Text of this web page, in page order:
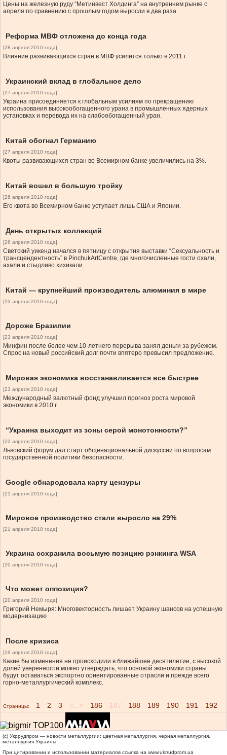
Цены на железную руду “Метинвест Холдинга” на внутреннем рынке с
апреля по сравнению с прошлым годом выросли в два раза.
Реформа МВФ отложена до конца года
[28 апреля 2010 года]
Влияние развивающихся стран в МВФ усилится только в 2011 г.
Украинский вклад в глобальное дело
[27 апреля 2010 года]
Украина присоединяется к глобальным усилиям по прекращению
использования высокообогащенного урана в промышленных ядерных
установках и перевода их на слабообогащенный уран.
Китай обогнал Германию
[27 апреля 2010 года]
Квоты развивающихся стран во Всемирном банке увеличились на 3%.
Китай вошел в большую тройку
[26 апреля 2010 года]
Его квота во Всемирном банке уступает лишь США и Японии.
День открытых коллекций
[26 апреля 2010 года]
Светский уикенд начался в пятницу с открытия выставки “Сексуальность и
трансцендентность” в PinchukArtCentre, где многочисленные гости охали,
ахали и стыдливо хихикали.
Китай — крупнейший производитель алюминия в мире
[23 апреля 2010 года]
Дороже Бразилии
[23 апреля 2010 года]
Минфин после более чем 10-летнего перерыва занял деньги за рубежом.
Спрос на новый российский долг почти впятеро превысил предложение.
Мировая экономика восстанавливается все быстрее
[23 апреля 2010 года]
Международный валютный фонд улучшил прогноз роста мировой
экономики в 2010 г.
“Украина выходит из зоны серой монотонности?”
[22 апреля 2010 года]
Львовский форум дал старт общенациональной дискуссии по вопросам
государственной политики безопасности.
Google обнародовала карту цензуры
[21 апреля 2010 года]
Мировое производство стали выросло на 29%
[21 апреля 2010 года]
Украина сохранила восьмую позицию рэнкинга WSА
[20 апреля 2010 года]
Что может оппозиция?
[20 апреля 2010 года]
Григорий Немыря: Многовекторность лишает Украину шансов на успешную
модернизацию
После кризиса
[19 апреля 2010 года]
Какие бы изменения не происходили в ближайшее десятилетие, с высокой
долей уверенности можно утверждать, что основой экономики страны
будут оставаться экспортно ориентированные отрасли и прежде всего
горно-металлургический комплекс.
Страницы: 1 2 3 <...> 186 187 188 189 190 191 192
(c) Укррудпром — новости металлургии: цветная металлургия, черная металлургия,
металлургия Украины
При цитировании и использовании материалов ссылка на www.ukrrudprom.ua